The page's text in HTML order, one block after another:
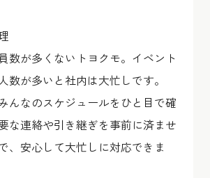
数が多くないトヨクモ。イベント
数が多いと社内は大忙しです。
んなのスケジュールをひと目で確
な連絡や引き継ぎを事前に済ませ
、安心して大忙しに対応できま